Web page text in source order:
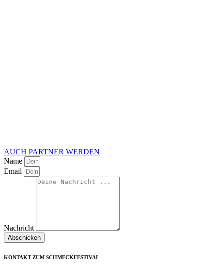
AUCH PARTNER WERDEN
Name
Email
Nachricht
Abschicken
KONTAKT ZUM SCHMECKFESTIVAL